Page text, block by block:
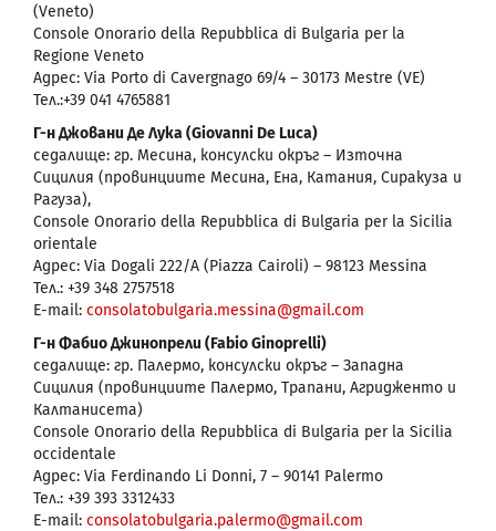
(Veneto)
Console Onorario della Repubblica di Bulgaria per la
Regione Veneto
Адрес: Via Porto di Cavergnago 69/4 – 30173 Mestre (VE)
Тел.:+39 041 4765881
Г-н Джовани Де Лука (Giovanni De Luca)
седалище: гр. Месина, консулски окръг – Източна
Сицилия (провинциите Месина, Ена, Катания, Сиракуза и
Рагуза),
Console Onorario della Repubblica di Bulgaria per la Sicilia
orientale
Адрес: Via Dogali 222/A (Piazza Cairoli) – 98123 Messina
Тел.: +39 348 2757518
E-mail: consolatobulgaria.messina@gmail.com
Г-н Фабио Джинопрели (Fabio Ginoprelli)
седалище: гр. Палермо, консулски окръг – Западна
Сицилия (провинциите Палермо, Трапани, Агридженто и
Калтанисета)
Console Onorario della Repubblica di Bulgaria per la Sicilia
occidentale
Адрес: Via Ferdinando Li Donni, 7 – 90141 Palermo
Тел.: +39 393 3312433
E-mail: consolatobulgaria.palermo@gmail.com